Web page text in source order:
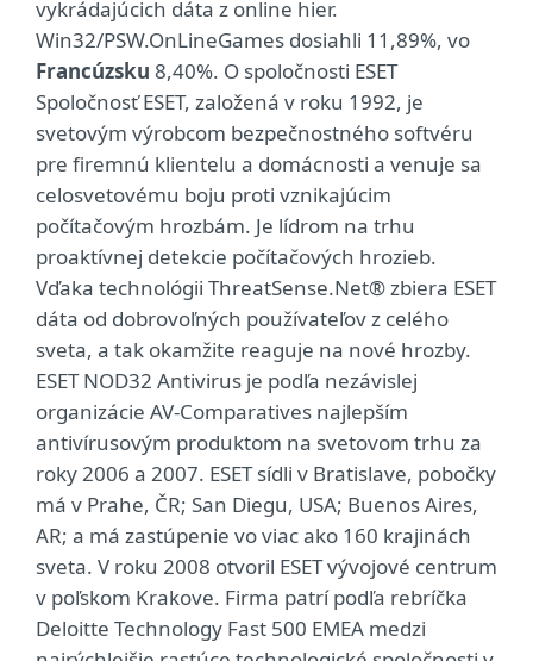
vykrádajúcich dáta z online hier.
Win32/PSW.OnLineGames dosiahli 11,89%, vo
Francúzsku 8,40%. O spoločnosti ESET
Spoločnosť ESET, založená v roku 1992, je
svetovým výrobcom bezpečnostného softvéru
pre firemnú klientelu a domácnosti a venuje sa
celosvetovému boju proti vznikajúcim
počítačovým hrozbám. Je lídrom na trhu
proaktívnej detekcie počítačových hrozieb.
Vďaka technológii ThreatSense.Net® zbiera ESET
dáta od dobrovoľných používateľov z celého
sveta, a tak okamžite reaguje na nové hrozby.
ESET NOD32 Antivirus je podľa nezávislej
organizácie AV-Comparatives najlepším
antivírusovým produktom na svetovom trhu za
roky 2006 a 2007. ESET sídli v Bratislave, pobočky
má v Prahe, ČR; San Diegu, USA; Buenos Aires,
AR; a má zastúpenie vo viac ako 160 krajinách
sveta. V roku 2008 otvoril ESET vývojové centrum
v poľskom Krakove. Firma patrí podľa rebríčka
Deloitte Technology Fast 500 EMEA medzi